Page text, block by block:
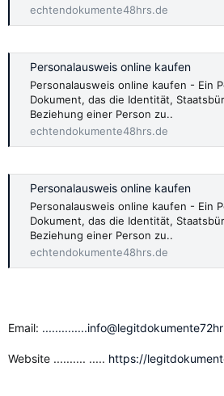
echtendokumente48hrs.de
Personalausweis online kaufen
Personalausweis online kaufen - Ein
Dokument, das die Identität,
Beziehung einer Person zu..
echtendokumente48hrs.de
Personalausweis online kaufen
Personalausweis online kaufen - Ein
Dokument, das die Identität,
Beziehung einer Person zu..
echtendokumente48hrs.de
Email:
Website .......... ..... https://